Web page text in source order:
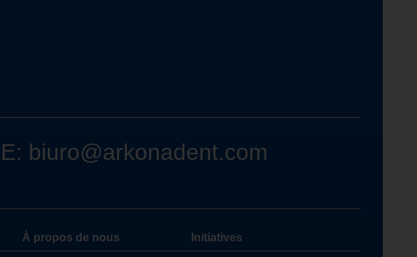
E: biuro@arkonadent.com
À propos de nous Initiatives